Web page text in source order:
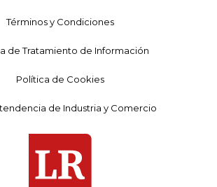
Términos y Condiciones
de Tratamiento de Información
Política de Cookies
de Industria y Comercio